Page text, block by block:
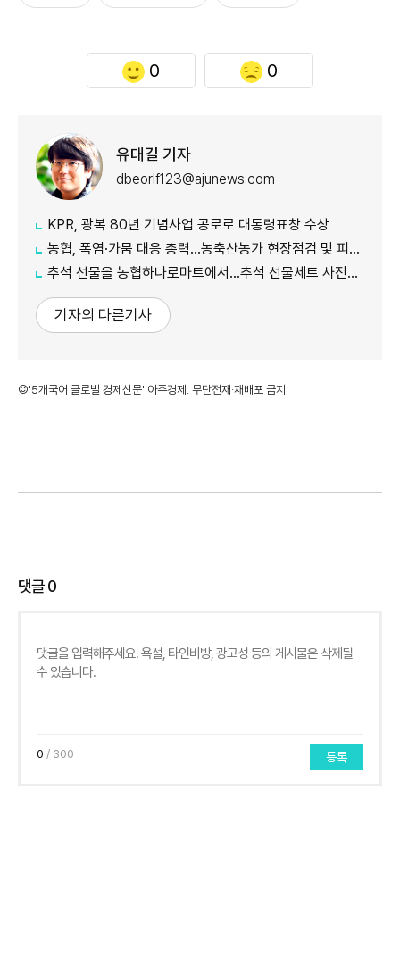
0 0
유대길 기자
dbeorlf123@ajunews.com
KPR, 광복 80년 기념사업 공로로 대통령표창 수상
농협, 폭염·가뭄 대응 총력...농축산농가 현장점검 및 피해 예방 강화
추석 선물을 농협하나로마트에서…추석 선물세트 사전예약 실시
기자의 다른기사
©'5개국어 글로벌 경제신문' 아주경제. 무단전재·재배포 금지
댓글0
0 / 300 등록